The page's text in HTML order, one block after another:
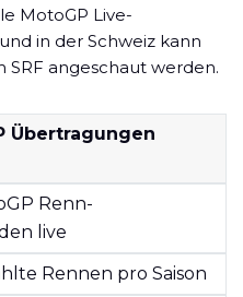
MotoGP Live-
in der Schweiz kann
angeschaut werden.
Übertragungen
Renn-
live
Rennen pro Saison